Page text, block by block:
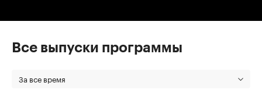
Все выпуски программы
За все время